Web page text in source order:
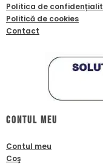
Politica de
Politică de cookies
Contact
Contul meu
Contul meu
Coş